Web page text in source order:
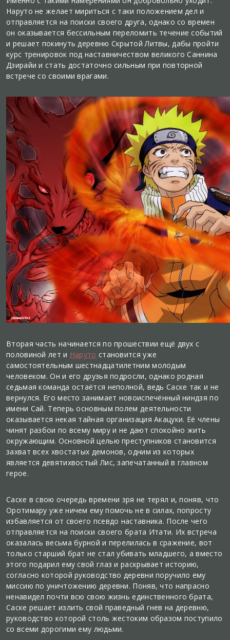
Наруто не желает мириться с таки положением дел и
отправляется на поиски своего друга, однако со времен
он оказывается бессильным переломить течение событий
и решает покинуть деревню Скрытой Литвы, дабы пройти
курс тренировок под наставничеством великого Саннина
Дзирайи и стать достаточно сильным при повторной
встрече со своими врагами.
Вторая часть начинается по прошествии ещё двух с
половиной лет и Наруто становится уже
самостоятельным шестнадцатилетним молодым
человеком. Он и его друзья подросли, однако родная
седьмая команда остаётся неполной, ведь Саске так и не
вернулся. Его место занимает новоиспечённый ниндзя по
имени Сай. Теперь основным полем деятельности
оказывается некая тайная организация Акацуки. Её члены
чинят разбои по всему миру и не дают спокойно жить
окружающим. Основной целью преступников становится
захват всех хвостатых демонов, одним из которых
является девятихвостый Лис, запечатанный в главном
герое.
Саске в свою очередь времени зря не терял и, поняв, что
Оротимару уже ничем ему помочь не в силах, попросту
избавляется от своего псевдо наставника. После чего
отправляется на поиски своего брата Итати. Их встреча
оказалась весьма бурной и перелилась в сражение, вот
только старший брат не стал убивать младшего, а вместо
этого подарил ему свой глаз и раскрывает историю,
согласно которой руководство деревни поручило ему
миссию по уничтожению деревни. Поняв, что напрасно
ненавидел почти всю свою жизнь единственного брата,
Саске решает излить свой праведный гнев на деревню,
руководство которой столь жестоким образом поступило
со всеми дорогими ему людьми.